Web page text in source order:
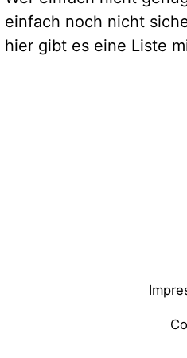
einfach noch nicht
hier gibt es eine Liste